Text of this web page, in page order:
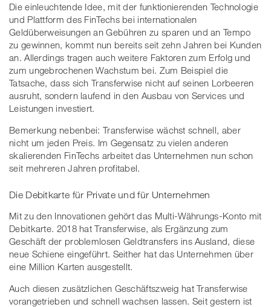
Die einleuchtende Idee, mit der funktionierenden Technologie
und Plattform des FinTechs bei internationalen
Geldüberweisungen an Gebühren zu sparen und an Tempo
zu gewinnen, kommt nun bereits seit zehn Jahren bei Kunden
an. Allerdings tragen auch weitere Faktoren zum Erfolg und
zum ungebrochenen Wachstum bei. Zum Beispiel die
Tatsache, dass sich Transferwise nicht auf seinen Lorbeeren
ausruht, sondern laufend in den Ausbau von Services und
Leistungen investiert.
Bemerkung nebenbei: Transferwise wächst schnell, aber
nicht um jeden Preis. Im Gegensatz zu vielen anderen
skalierenden FinTechs arbeitet das Unternehmen nun schon
seit mehreren Jahren profitabel.
Die Debitkarte für Private und für Unternehmen
Mit zu den Innovationen gehört das Multi-Währungs-Konto mit
Debitkarte. 2018 hat Transferwise, als Ergänzung zum
Geschäft der problemlosen Geldtransfers ins Ausland, diese
neue Schiene eingeführt. Seither hat das Unternehmen über
eine Million Karten ausgestellt.
Auch diesen zusätzlichen Geschäftszweig hat Transferwise
vorangetrieben und schnell wachsen lassen. Seit gestern ist